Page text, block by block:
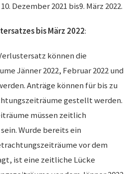
Dezember 2021 bis9. März 2022.
bis März 2022:
können die
Jänner 2022, Februar 2022 und
Anträge können für bis zu
gestellt werden.
müssen zeitlich
Wurde bereits ein
vor dem
ist eine zeitliche Lücke